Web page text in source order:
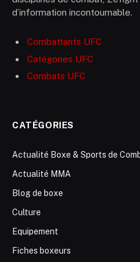
d’information incontournable.
Combattants UFC
Catégories UFC
Combats UFC
CATÉGORIES
Actualité Boxe & Sports de
Actualité MMA
Blog de boxe
Culture
Equipement
Fiches boxeurs